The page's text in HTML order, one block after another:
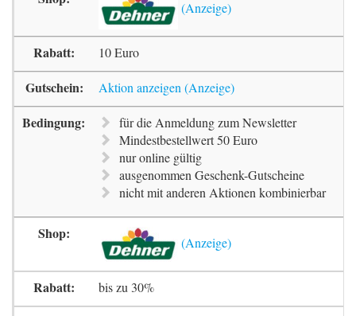
10 Euro
Aktion anzeigen
für die Anmeldung zum Newsletter
Mindestbestellwert 50 Euro
nur online gültig
ausgenommen Geschenk-Gutscheine
nicht mit anderen Aktionen kombinierbar
bis zu 30%